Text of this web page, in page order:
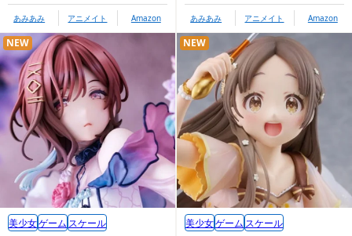
あみあみ アニメイト Amazon あみあみ アニメイト Amazon
NEW
美少女ゲーム スケール
NEW
美少女ゲーム スケール